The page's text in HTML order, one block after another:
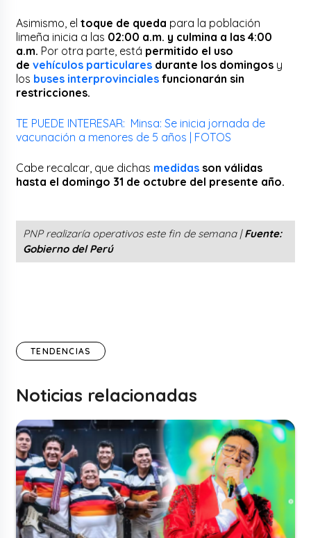
Asimismo, eltoque de queda para la población
limeña inicia a las 02:00 a.m. y culmina a las 4:00
a.m. Por otra parte, está permitido el uso
devehículos particulares durante los domingos y
los buses interprovinciales funcionarán sin
restricciones.
TE PUEDE INTERESAR: Minsa: Se inicia jornada de
vacunación a menores de 5 años | FOTOS
Cabe recalcar, que dichas medidas son válidas
hasta el domingo 31 de octubre del presente año.
PNP realizaría operativos este fin de semana |Fuente:
Gobierno del Perú
TENDENCIAS
Noticias relacionadas